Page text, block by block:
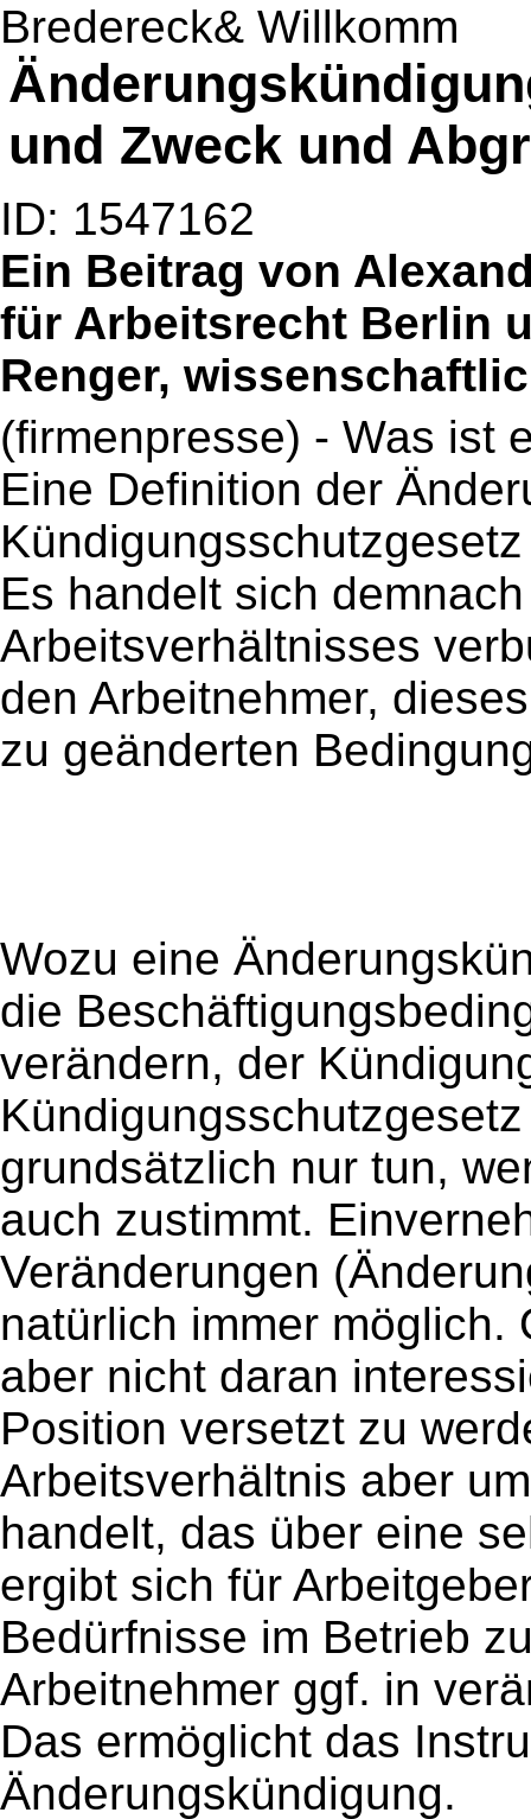
Bredereck& Willkomm
und Zweck und
ID: 1547162
Ein Beitrag von
für Arbeitsrecht Berlin
Renger,
(firmenpresse) - Was ist
Eine Definition der
Es handelt sich
Arbeitsverhältnisses
den Arbeitnehmer,
zu geänderten
Wozu eine
die
verändern, der
grundsätzlich nur tun,
auch zustimmt.
Veränderungen
natürlich immer möglich.
aber nicht daran
Position versetzt zu
Arbeitsverhältnis aber
handelt, das über eine
ergibt sich für
Bedürfnisse im Betrieb
Arbeitnehmer ggf. in
Das ermöglicht das
Änderungskündigung.